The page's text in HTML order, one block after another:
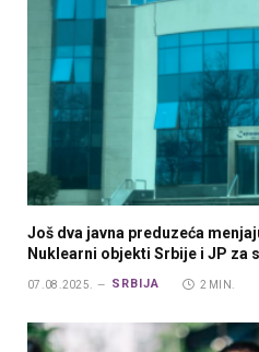
Još dva javna preduzeća
Nuklearni objekti Srbije i JP za
07.08.2025. SRBIJA 2 MIN.